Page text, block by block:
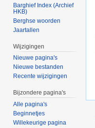
Barghief Index (Archief
HKB)
Berghse woorden
Jaartallen
Wijzigingen
Nieuwe pagina's
Nieuwe bestanden
Recente wijzigingen
Bijzondere pagina's
Alle pagina's
Beginnetjes
Willekeurige pagina